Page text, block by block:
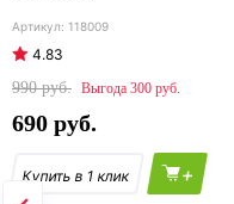
118009
4.83
990
300
690
+